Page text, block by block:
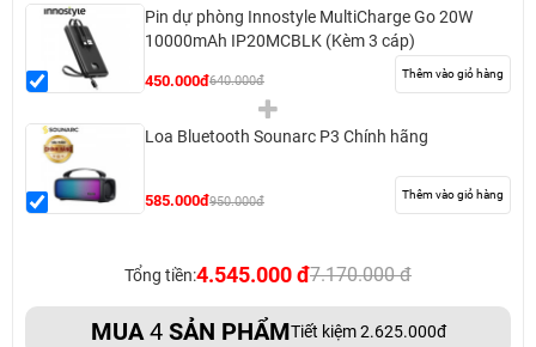
Pin dự phòng Innostyle MultiCharge Go 20W
10000mAh IP20MCBLK (Kèm 3 cáp)
450.000đ640.000đ Thêm vào giỏ hàng
Loa Bluetooth Sounarc P3 Chính hãng
585.000đ950.000đ Thêm vào giỏ hàng
Tổng tiền:4.545.000 đ7.170.000 đ
MUA 4SẢN PHẨMTiết kiệm 2.625.000đ